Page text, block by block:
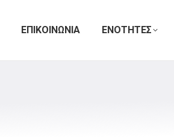
ΕΠΙΚΟΙΝΩΝΙΑ ΕΝΟΤΗΤΕΣ